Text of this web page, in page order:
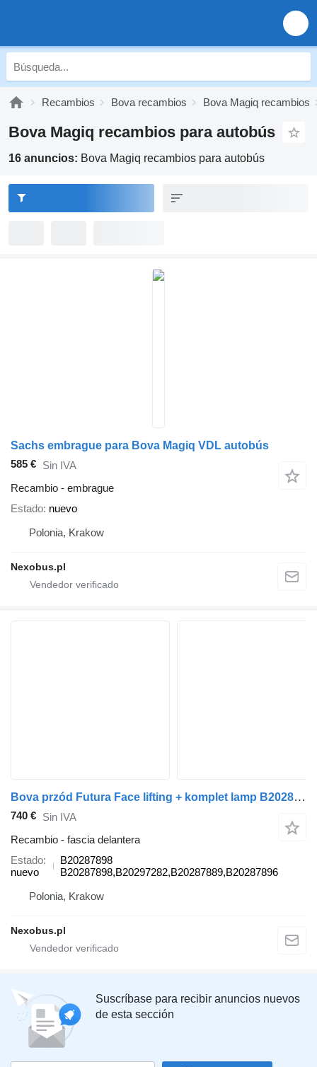
Recambios Bova recambios Bova Magiq recambios
Bova Magiq recambios para autobús
16 anuncios: Bova Magiq recambios para autobús
Sachs embrague para Bova Magiq VDL autobús
585 € Sin IVA
Recambio - embrague
Estado nuevo
Polonia, Krakow
Nexobus.pl
Bova przód Futura Face lifting + komplet lamp B20287898 fascia delantera para Bova FUTURA MAGIQ autobús
740 € Sin IVA
Recambio - fascia delantera
Estado
nuevo
B20287898
B20287898,B20297282,B20287889,B20287896
Polonia, Krakow
Nexobus.pl
Suscríbase para recibir anuncios nuevos
de esta sección